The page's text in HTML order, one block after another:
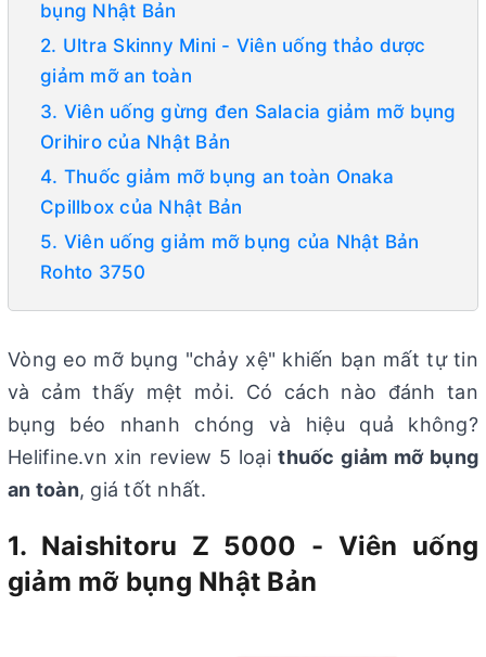
bụng Nhật Bản
2. Ultra Skinny Mini - Viên uống thảo dược
giảm mỡ an toàn
3. Viên uống gừng đen Salacia giảm mỡ bụng
Orihiro của Nhật Bản
4. Thuốc giảm mỡ bụng an toàn Onaka
Cpillbox của Nhật Bản
5. Viên uống giảm mỡ bụng của Nhật Bản
Rohto 3750
Vòng eo mỡ bụng "chảy xệ" khiến bạn mất tự tin
và cảm thấy mệt mỏi. Có cách nào đánh tan
bụng béo nhanh chóng và hiệu quả không?
Helifine.vn xin review 5 loạithuốc giảm mỡ bụng
an toàn, giá tốt nhất.
1. Naishitoru Z 5000 - Viên uống
giảm mỡ bụng Nhật Bản